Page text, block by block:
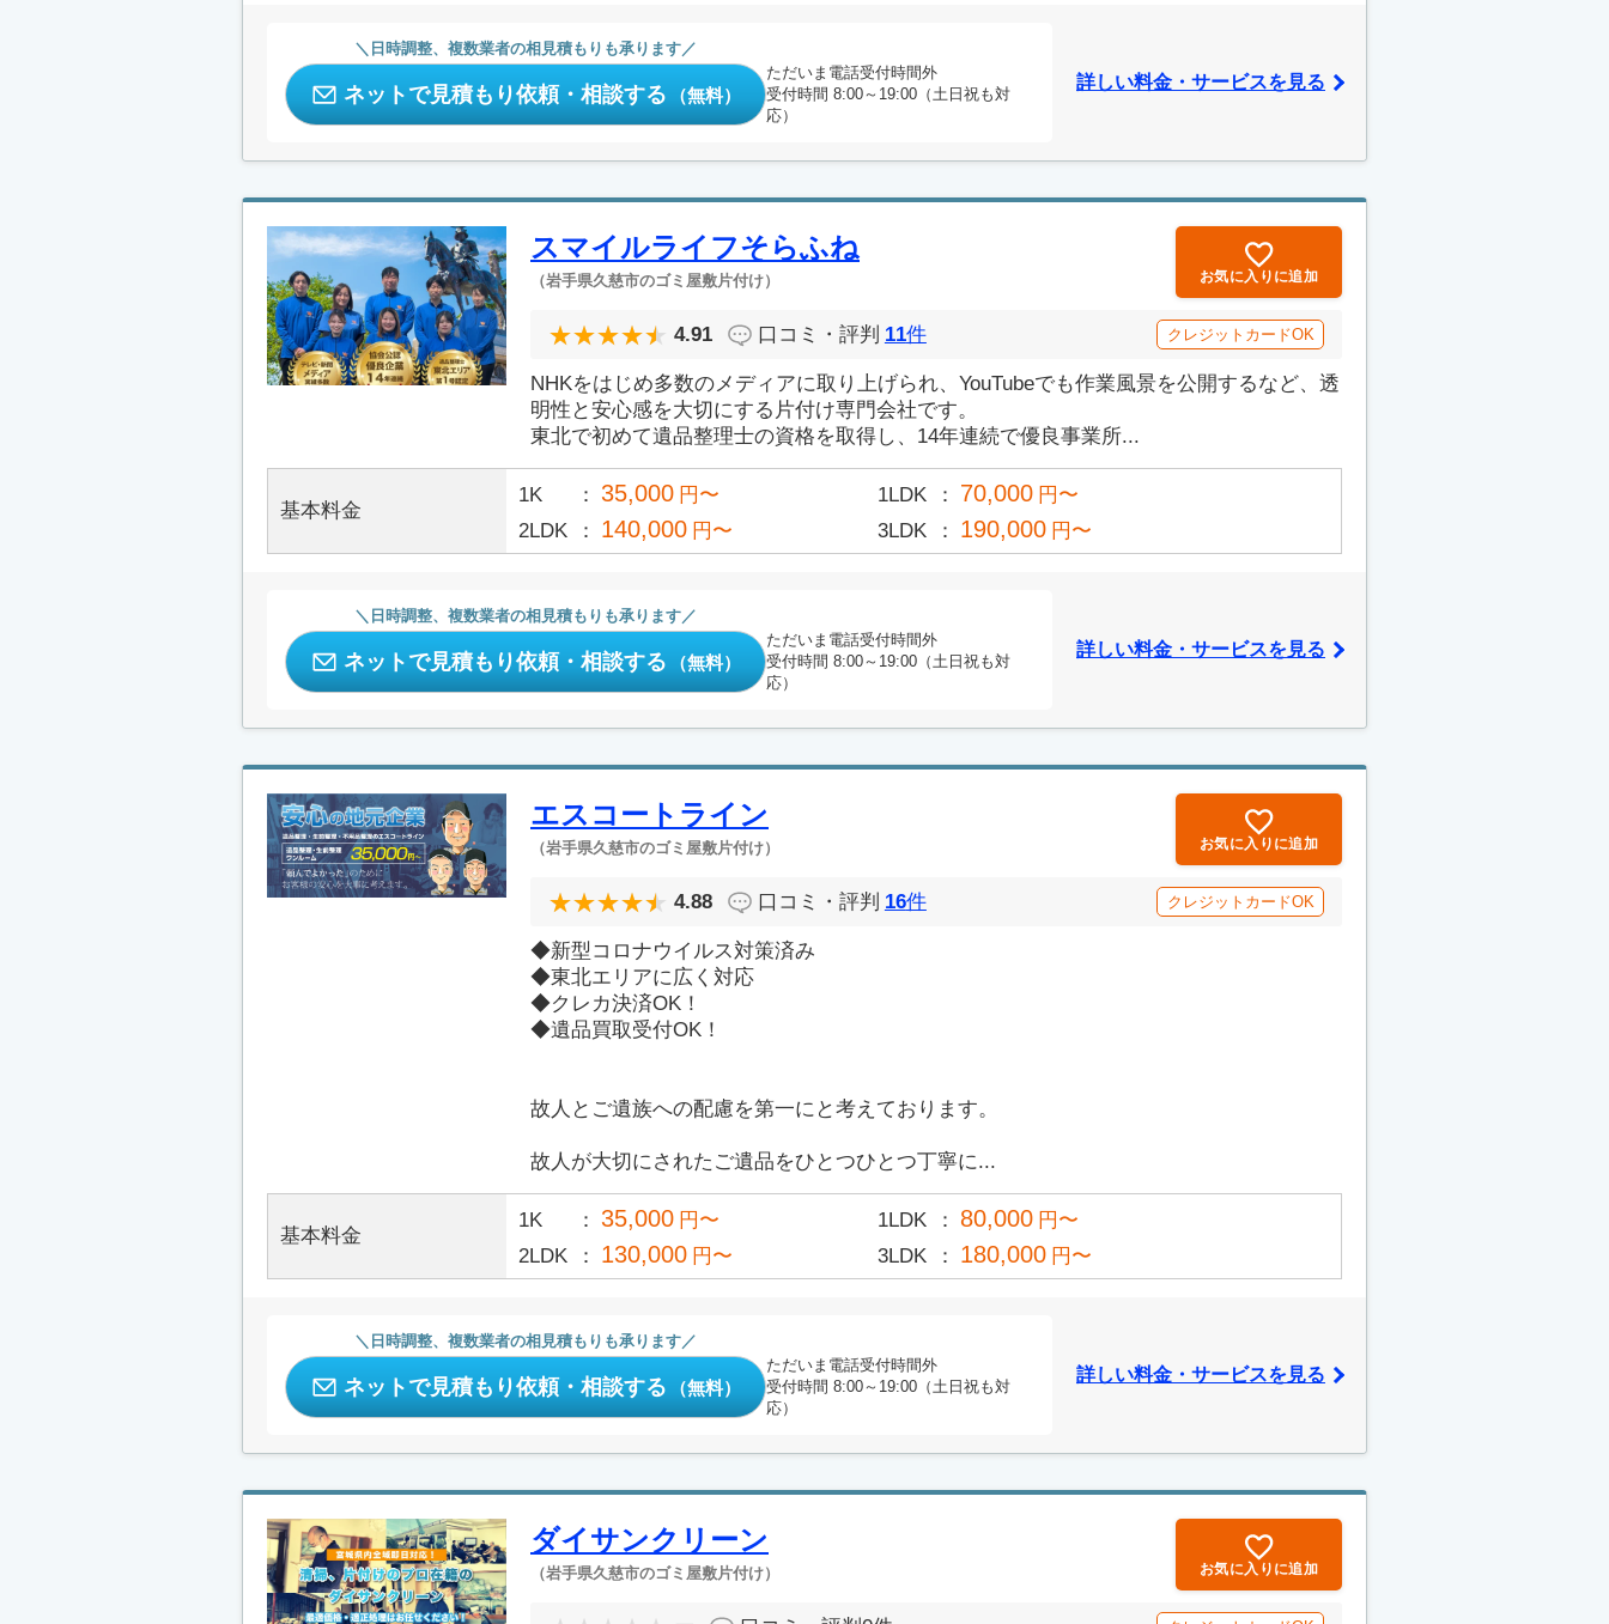
日時調整、複数業者の相見積もりも承ります
ネットで見積もり依頼・相談する （無料）
ただいま電話受付時間外
受付時間 8:00～19:00（土日祝も対
応）
詳しい料金・サービスを見る
スマイルライフそらふね
（岩手県久慈市のゴミ屋敷片付け） お気に入りに追加
4.91 口コミ・評判 11件 クレジットカードOK
NHKをはじめ多数のメディアに取り上げられ、YouTubeでも作業風景を公開するなど、透
明性と安心感を大切にする片付け専門会社です。
東北で初めて遺品整理士の資格を取得し、14年連続で優良事業所...
基本料金
1K 35,000 円〜 1LDK 70,000 円〜
2LDK
140,000 円〜 3LDK 190,000 円〜
日時調整、複数業者の相見積もりも承ります
ネットで見積もり依頼・相談する （無料）
ただいま電話受付時間外
受付時間 8:00～19:00（土日祝も対
応）
詳しい料金・サービスを見る
エスコートライン
（岩手県久慈市のゴミ屋敷片付け） お気に入りに追加
4.88 口コミ・評判 16件 クレジットカードOK
◆新型コロナウイルス対策済み
◆東北エリアに広く対応
◆クレカ決済OK！
◆遺品買取受付OK！
故人とご遺族への配慮を第一にと考えております。
故人が大切にされたご遺品をひとつひとつ丁寧に...
基本料金
1K 35,000 円〜 1LDK 80,000 円〜
2LDK
130,000 円〜 3LDK 180,000 円〜
日時調整、複数業者の相見積もりも承ります
ネットで見積もり依頼・相談する （無料）
ただいま電話受付時間外
受付時間 8:00～19:00（土日祝も対
応）
詳しい料金・サービスを見る
ダイサンクリーン
（岩手県久慈市のゴミ屋敷片付け） お気に入りに追加